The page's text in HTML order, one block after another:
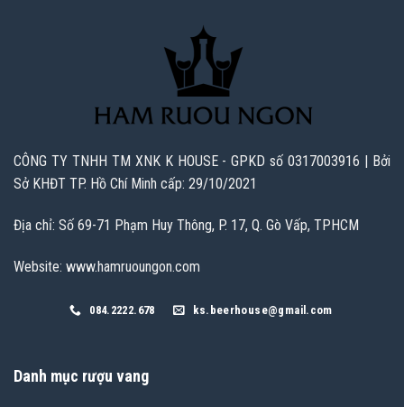
CÔNG TY TNHH TM XNK K HOUSE - GPKD số 0317003916 | Bởi
Sở KHĐT TP. Hồ Chí Minh cấp: 29/10/2021
Địa chỉ: Số 69-71 Phạm Huy Thông, P. 17, Q. Gò Vấp, TPHCM
Website: www.hamruoungon.com
084.2222.678 ks.beerhouse@gmail.com
Danh mục rượu vang